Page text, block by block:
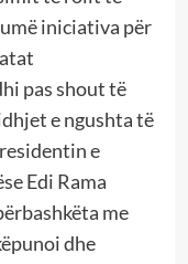
iniciativa për
pas shout të
e ngushta të
e
Edi Rama
me
dhe